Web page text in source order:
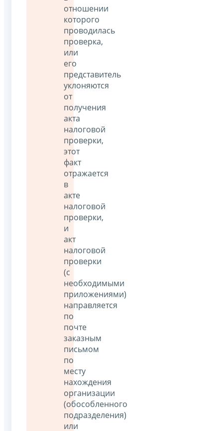
отношении
которого
проводилась
проверка,
или
его
представитель
уклоняются
от
получения
акта
налоговой
проверки,
этот
факт
отражается
в
акте
налоговой
проверки,
и
акт
налоговой
проверки
(с
необходимыми
приложениями)
направляется
по
почте
заказным
письмом
по
месту
нахождения
организации
(обособленного
подразделения)
или